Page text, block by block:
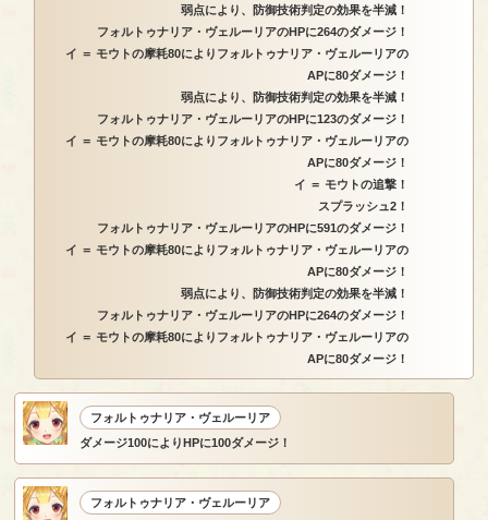
弱点により、防御技術判定の効果を半減！
フォルトゥナリア・ヴェルーリアのHPに264のダメージ！
イ ＝ モウトの摩耗80によりフォルトゥナリア・ヴェルーリアの
APに80ダメージ！
弱点により、防御技術判定の効果を半減！
フォルトゥナリア・ヴェルーリアのHPに123のダメージ！
イ ＝ モウトの摩耗80によりフォルトゥナリア・ヴェルーリアの
APに80ダメージ！
イ ＝ モウトの追撃！
スプラッシュ2！
フォルトゥナリア・ヴェルーリアのHPに591のダメージ！
イ ＝ モウトの摩耗80によりフォルトゥナリア・ヴェルーリアの
APに80ダメージ！
弱点により、防御技術判定の効果を半減！
フォルトゥナリア・ヴェルーリアのHPに264のダメージ！
イ ＝ モウトの摩耗80によりフォルトゥナリア・ヴェルーリアの
APに80ダメージ！
フォルトゥナリア・ヴェルーリア
ダメージ100によりHPに100ダメージ！
フォルトゥナリア・ヴェルーリア